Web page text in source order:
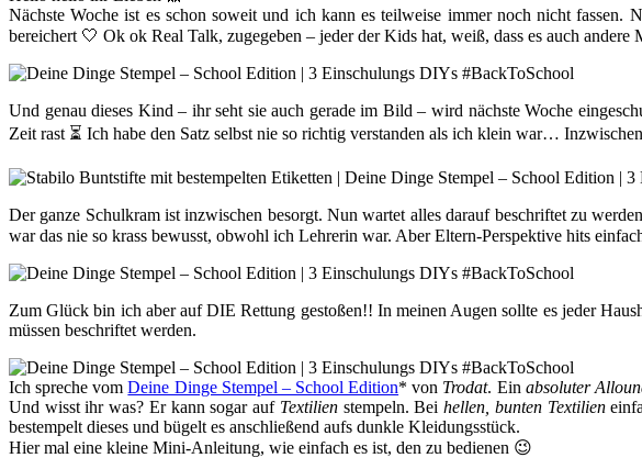
Nächste Woche ist es schon soweit und ich kann es teilweise immer noch nicht
bereichert 🤍 Ok ok Real Talk, zugegeben – jeder der Kids hat, weiß, dass es auch
Und genau dieses Kind – ihr seht sie auch gerade im Bild – wird nächste Woche
Zeit rast ⏳ Ich habe den Satz selbst nie so richtig verstanden als ich klein war…
Der ganze Schulkram ist inzwischen besorgt. Nun wartet alles darauf beschriftet zu
war das nie so krass bewusst, obwohl ich Lehrerin war. Aber Eltern-Perspektive hits
Zum Glück bin ich aber auf DIE Rettung gestoßen!! In meinen Augen sollte es jeder
müssen beschriftet werden.
Ich spreche vomDeine Dinge Stempel – School Edition* von Trodat. Ein absoluter
Und wisst ihr was? Er kann sogar auf Textilienstempeln. Beihellen, bunten Textilien
bestempelt dieses und bügelt es anschließend aufs dunkle Kleidungsstück.
Hier mal eine kleine Mini-Anleitung, wie einfach es ist, den zu bedienen 😉